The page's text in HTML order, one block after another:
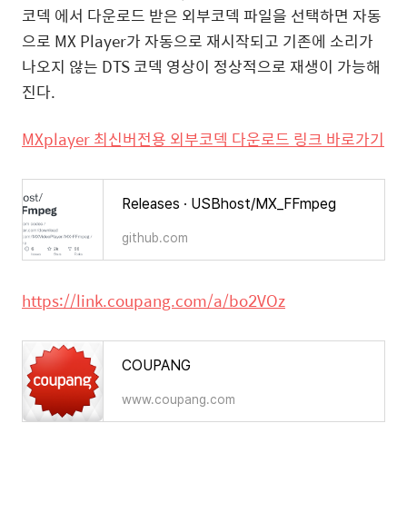
코덱 에서 다운로드 받은 외부코덱 파일을 선택하면 자동
으로 MX Player가 자동으로 재시작되고 기존에 소리가
나오지 않는 DTS 코덱 영상이 정상적으로 재생이 가능해
진다.
MXplayer 최신버전용 외부코덱 다운로드 링크 바로가기
Releases · USBhost/MX_FFmpeg
github.com
https://link.coupang.com/a/bo2VOz
COUPANG
www.coupang.com